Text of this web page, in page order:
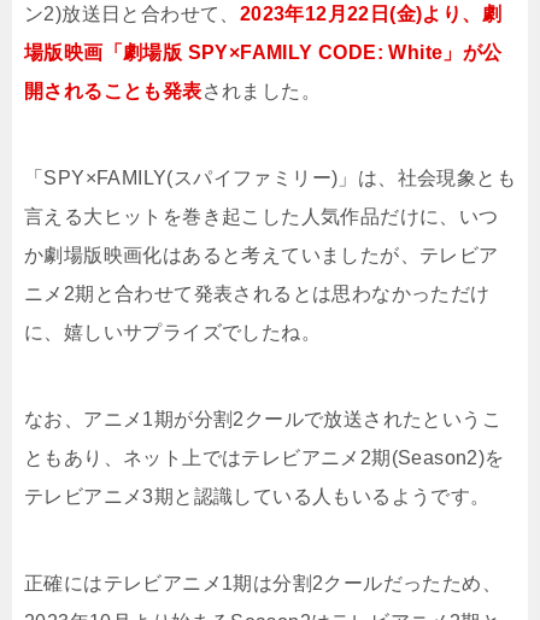
ン2)放送日と合わせて、 2023年12月22日(金)より、劇
場版映画「劇場版 SPY×FAMILY CODE: White」が公
開されることも発表されました。
「SPY×FAMILY(スパイファミリー)」は、社会現象とも
言える大ヒットを巻き起こした人気作品だけに、いつ
か劇場版映画化はあると考えていましたが、テレビア
ニメ2期と合わせて発表されるとは思わなかっただけ
に、嬉しいサプライズでしたね。
なお、アニメ1期が分割2クールで放送されたというこ
ともあり、ネット上ではテレビアニメ2期(Season2)を
テレビアニメ3期と認識している人もいるようです。
正確にはテレビアニメ1期は分割2クールだったため、